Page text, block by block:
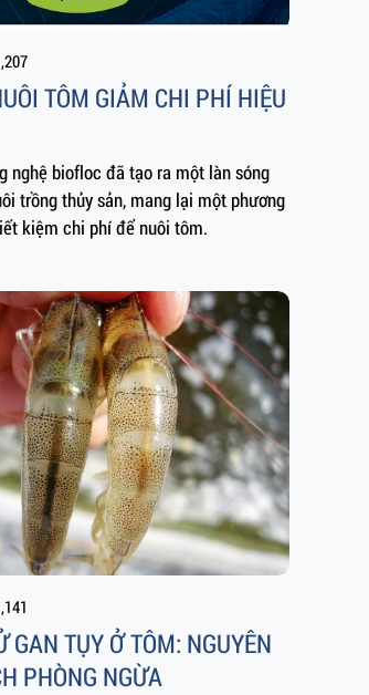
TÔM GIẢM CHI PHÍ HIỆU
nghệ biofloc đã tạo ra một làn sóng
trồng thủy sản, mang lại một phương
kiệm chi phí để nuôi tôm.
GAN TỤY Ở TÔM: NGUYÊN
PHÒNG NGỪA